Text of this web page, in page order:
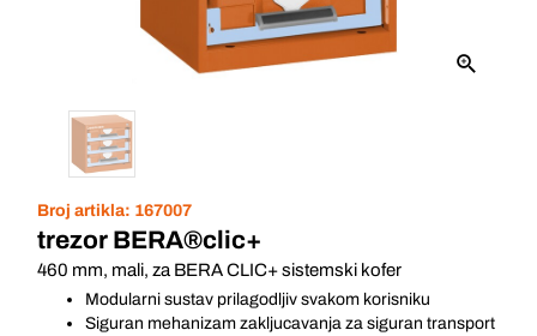
Broj artikla: 167007
trezor BERA®clic+
460 mm, mali, za BERA CLIC+ sistemski kofer
Modularni sustav prilagodljiv svakom korisniku
Siguran mehanizam zakljucavanja za siguran transport